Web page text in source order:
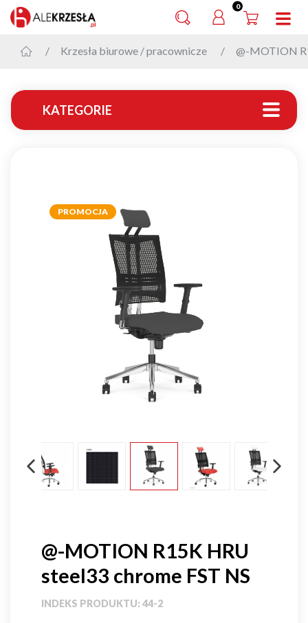
0
Krzesła biurowe / pracownicze @-MOTION
KATEGORIE
PROMOCJA
@-MOTION R15K HRU
steel33 chrome FST NS
INDEKS PRODUKTU: 44-2